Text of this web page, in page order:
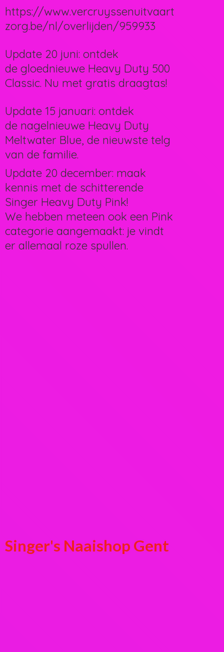
Singer's Naaishop Gent
https://www.vercruyssenuitvaart
zorg.be/nl/overlijden/959933
Update 20 juni: ontdek
de gloednieuwe Heavy Duty 500
Classic. Nu met gratis draagtas!
Update 15 januari: ontdek
de nagelnieuwe Heavy Duty
Meltwater Blue, de nieuwste telg
van de familie.
Update 20 december: maak
kennis met de schitterende
Singer Heavy Duty Pink!
We hebben meteen ook een Pink
categorie aangemaakt: je vindt
er allemaal roze spullen.